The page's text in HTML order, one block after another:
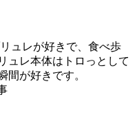
ュレが好きで、食べ歩
ュレ本体はトロっとして
間が好きです。